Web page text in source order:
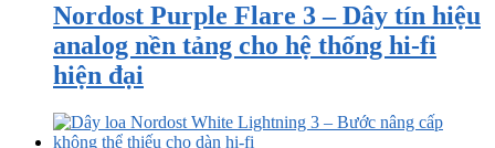
Nordost Purple Flare 3 – Dây tín hiệu
analog nền tảng cho hệ thống hi-fi
hiện đại